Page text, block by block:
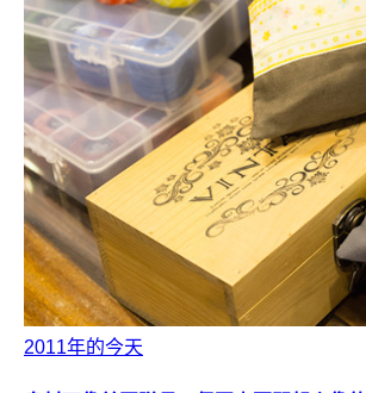
2011年的今天